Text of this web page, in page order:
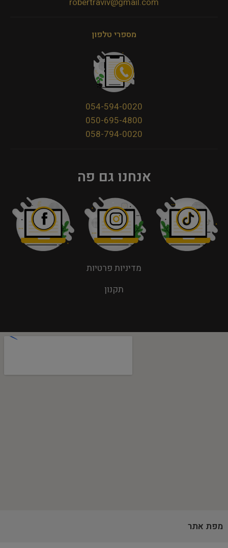
מספרי טלפון
054-594-0020
050-695-4800
058-794-0020
אנחנו גם פה
מדיניות פרטיות
תקנון
מפת אתר